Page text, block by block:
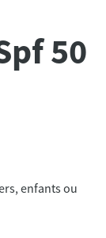
50
enfants ou